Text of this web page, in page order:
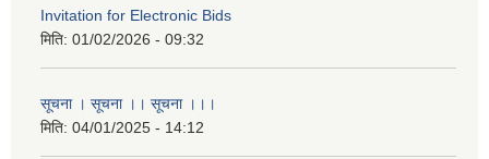
Invitation for Electronic Bids
मिति: 01/02/2026 - 09:32
सूचना । सूचना ।। सूचना ।।।
मिति: 04/01/2025 - 14:12